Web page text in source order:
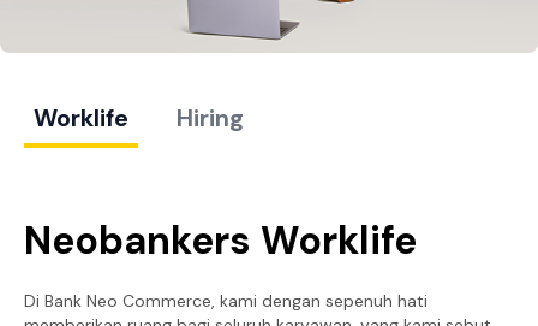
Worklife Hiring
Neobankers Worklife
Di Bank Neo Commerce, kami dengan sepenuh hati